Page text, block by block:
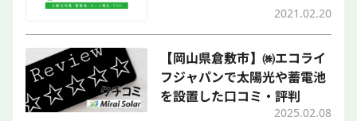
2021.02.20
【岡山県倉敷市】㈱エコライ
フジャパンで太陽光や蓄電池
を設置した口コミ・評判
2025.02.08